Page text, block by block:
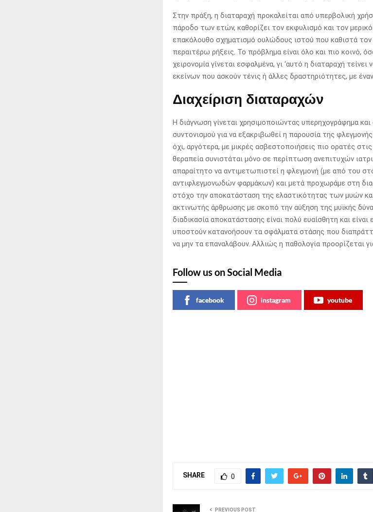
Στην πράξη, η διαταραχή προκαλείται από υπερβολική
πάροδο των ετών, καθορίζει τον εκφυλισμό και τον
επακόλουθο σχηματισμό ουλώδους ιστού που καθιστά τον
περαιτέρω ρήξεις. Το πρόβλημα είναι όλο και πιο κοινό,
χειρονομία γίνεται εσφαλμένα, γι ‘αυτό η διαταραχή τείνει
εκείνων που ασκούν τένις ή άλλες δραστηριότητες, με
Διαχείριση διαταραχών
Η διάγνωση γίνεται χρησιμοποιώντας υπερηχογράφημα και
συντονισμού για να εξακριβωθεί η παρουσία της
όχι, αργότερα, με μικρές ασβεστοποιήσεις πιο ορατές
θεραπεία συνιστάται μόνο σε περίπτωση ανεπιτυχών
απαραίτητο να αντιμετωπιστεί η φλεγμονή (με από του
αντιφλεγμονωδών φαρμάκων) και μετά προχωράμε στη
στόχο την αποκατάσταση της ελαστικότητας των μυών
ακτινωτής άρθρωσης με σκοπό την αύξηση της μυϊκής
διαδικασία αποκατάστασης είναι πολύ ευαίσθητη και
υποστούν κατανοήσουν τα σφάλματα στάσης που
να μην τα επαναλάβουν. Αλλιώς η παθολογία προορίζεται
Follow us on Social Media
facebook instagram youtube
SHARE 0
PREVIOUS POST